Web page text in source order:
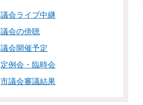
議会ライブ中継
議会の傍聴
議会開催予定
定例会・臨時会
市議会審議結果